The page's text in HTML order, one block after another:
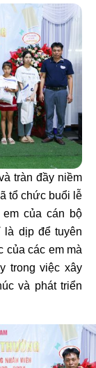
tràn đầy niềm
tổ chức buổi lễ
của cán bộ
là dịp để tuyên
của các em mà
trong việc xây
và phát triển